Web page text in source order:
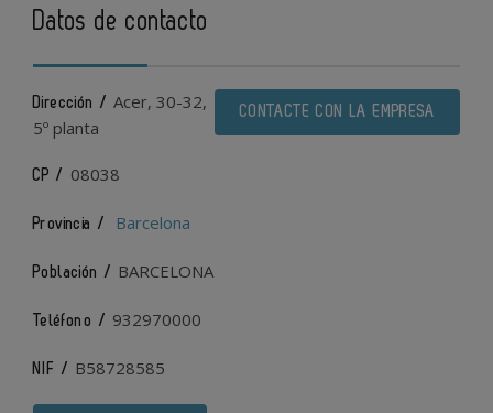
Datos de contacto
CONTACTE CON LA EMPRESA
Dirección / Acer, 30-32,
5º planta
CP / 08038
Provincia / Barcelona
Población / BARCELONA
Teléfono / 932970000
NIF / B58728585